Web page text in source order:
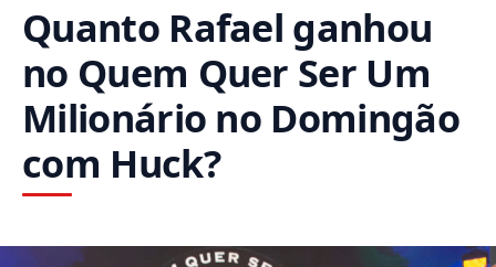
Quanto Rafael ganhou
no Quem Quer Ser Um
Milionário no Domingão
com Huck?